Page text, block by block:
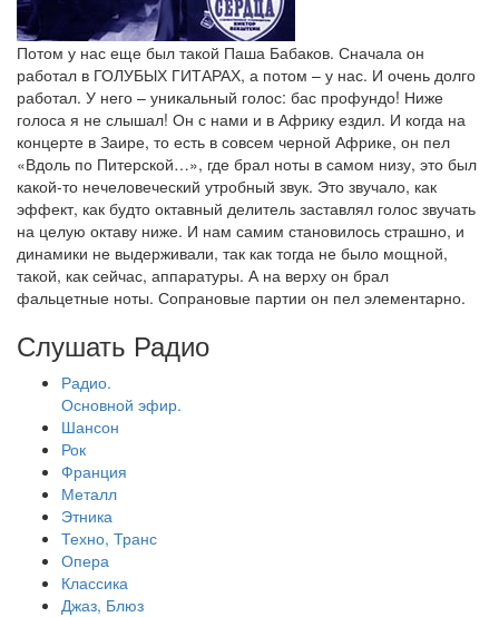
Потом у нас еще был такой Паша Бабаков. Сначала он
работал в ГОЛУБЫХ ГИТАРАХ, а потом – у нас. И очень долго
работал. У него – уникальный голос: бас профундо! Ниже
голоса я не слышал! Он с нами и в Африку ездил. И когда на
концерте в Заире, то есть в совсем черной Африке, он пел
«Вдоль по Питерской…», где брал ноты в самом низу, это был
какой-то нечеловеческий утробный звук. Это звучало, как
эффект, как будто октавный делитель заставлял голос звучать
на целую октаву ниже. И нам самим становилось страшно, и
динамики не выдерживали, так как тогда не было мощной,
такой, как сейчас, аппаратуры. А на верху он брал
фальцетные ноты. Сопрановые партии он пел элементарно.
Слушать Радио
Радио.
Основной эфир.
Шансон
Рок
Франция
Металл
Этника
Техно, Транс
Опера
Классика
Джаз, Блюз